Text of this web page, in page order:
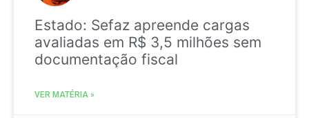
Estado: Sefaz apreende cargas
avaliadas em R$ 3,5 milhões sem
documentação fiscal
VER MATÉRIA »